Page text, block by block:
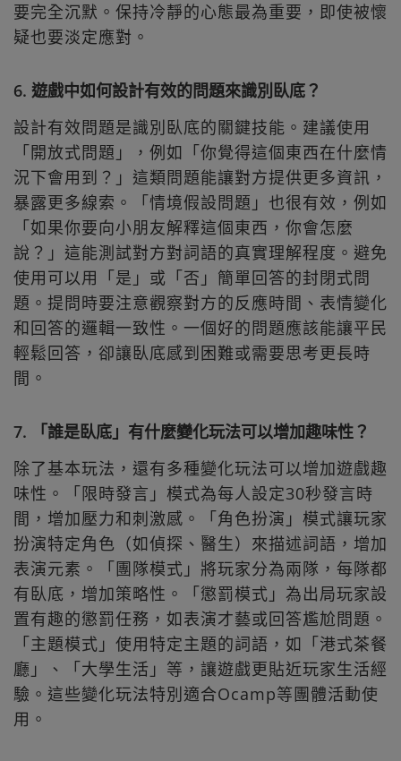
要完全沉默。保持冷靜的心態最為重要，即使被懷
疑也要淡定應對。
6. 遊戲中如何設計有效的問題來識別臥底？
設計有效問題是識別臥底的關鍵技能。建議使用
「開放式問題」，例如「你覺得這個東西在什麼情
況下會用到？」這類問題能讓對方提供更多資訊，
暴露更多線索。「情境假設問題」也很有效，例如
「如果你要向小朋友解釋這個東西，你會怎麼
說？」這能測試對方對詞語的真實理解程度。避免
使用可以用「是」或「否」簡單回答的封閉式問
題。提問時要注意觀察對方的反應時間、表情變化
和回答的邏輯一致性。一個好的問題應該能讓平民
輕鬆回答，卻讓臥底感到困難或需要思考更長時
間。
7. 「誰是臥底」有什麼變化玩法可以增加趣味性？
除了基本玩法，還有多種變化玩法可以增加遊戲趣
味性。「限時發言」模式為每人設定30秒發言時
間，增加壓力和刺激感。「角色扮演」模式讓玩家
扮演特定角色（如偵探、醫生）來描述詞語，增加
表演元素。「團隊模式」將玩家分為兩隊，每隊都
有臥底，增加策略性。「懲罰模式」為出局玩家設
置有趣的懲罰任務，如表演才藝或回答尷尬問題。
「主題模式」使用特定主題的詞語，如「港式茶餐
廳」、「大學生活」等，讓遊戲更貼近玩家生活經
驗。這些變化玩法特別適合Ocamp等團體活動使
用。